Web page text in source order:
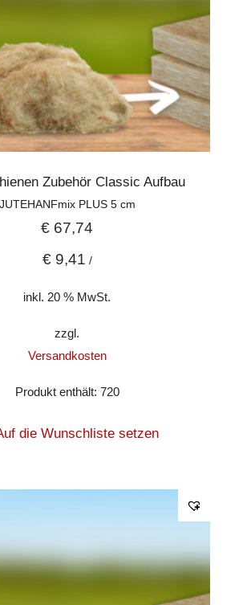
Zubehör Classic Aufbau
JUTEHANFmix PLUS 5 cm
€ 67,74
€9,41 /
inkl. 20 % MwSt.
zzgl.
Versandkosten
Produkt enthält: 720
die Wunschliste setzen